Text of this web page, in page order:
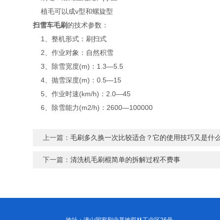
植毛可以成v型和螺旋型
扫雪车毛刷的技术参数：
1、整机形式：刷扫式
2、作业对象：自然积雪
3、除雪宽度(m)：1.3—5.5
4、抛雪深度(m)：0.5—15
5、作业时速(km/h)：2.0—45
6、除雪能力(m2/h)：2600—100000
上一篇：毛刷多久换一次比较适合？它的使用技巧又是什
下一篇：清洗机毛刷棍简单的拆解过程不费事